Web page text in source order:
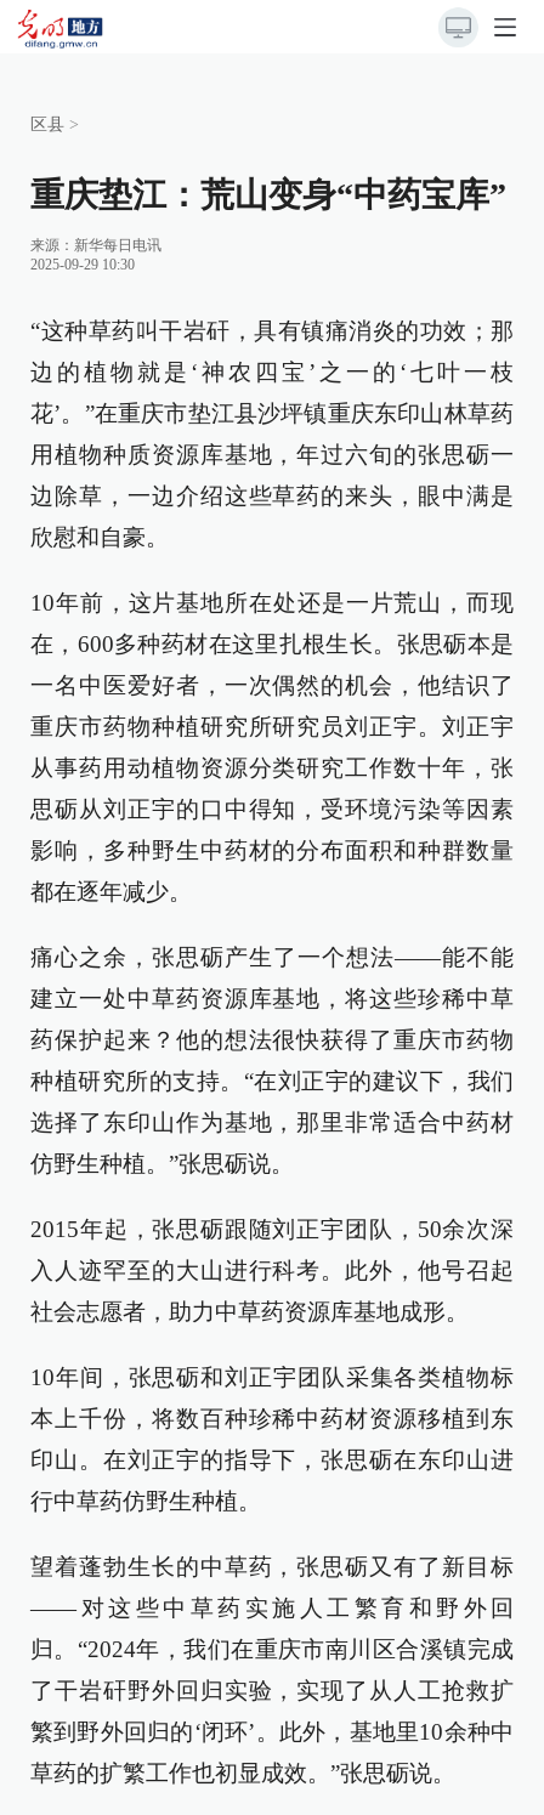
区县 >
重庆垫江：荒山变身“中药宝库”
来源： 新华每日电讯
2025-09-29 10:30
“这种草药叫干岩矸，具有镇痛消炎的功效；那
边的植物就是‘神农四宝’之一的‘七叶一枝
花’。”在重庆市垫江县沙坪镇重庆东印山林草药
用植物种质资源库基地，年过六旬的张思砺一
边除草，一边介绍这些草药的来头，眼中满是
欣慰和自豪。
10年前，这片基地所在处还是一片荒山，而现
在，600多种药材在这里扎根生长。张思砺本是
一名中医爱好者，一次偶然的机会，他结识了
重庆市药物种植研究所研究员刘正宇。刘正宇
从事药用动植物资源分类研究工作数十年，张
思砺从刘正宇的口中得知，受环境污染等因素
影响，多种野生中药材的分布面积和种群数量
都在逐年减少。
痛心之余，张思砺产生了一个想法——能不能
建立一处中草药资源库基地，将这些珍稀中草
药保护起来？他的想法很快获得了重庆市药物
种植研究所的支持。“在刘正宇的建议下，我们
选择了东印山作为基地，那里非常适合中药材
仿野生种植。”张思砺说。
2015年起，张思砺跟随刘正宇团队，50余次深
入人迹罕至的大山进行科考。此外，他号召起
社会志愿者，助力中草药资源库基地成形。
10年间，张思砺和刘正宇团队采集各类植物标
本上千份，将数百种珍稀中药材资源移植到东
印山。在刘正宇的指导下，张思砺在东印山进
行中草药仿野生种植。
望着蓬勃生长的中草药，张思砺又有了新目标
——对这些中草药实施人工繁育和野外回
归。“2024年，我们在重庆市南川区合溪镇完成
了干岩矸野外回归实验，实现了从人工抢救扩
繁到野外回归的‘闭环’。此外，基地里10余种中
草药的扩繁工作也初显成效。”张思砺说。